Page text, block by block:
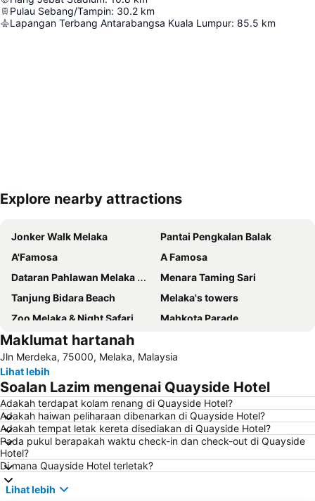
Pulau Sebang/Tampin: 30.2 km
Lapangan Terbang Antarabangsa Kuala Lumpur: 85.5 km
Kembangkan peta
Explore nearby attractions
Jonker Walk Melaka
Pantai Pengkalan Balak
A'Famosa
A Famosa
Dataran Pahlawan Melaka Megamall
Menara Taming Sari
Tanjung Bidara Beach
Melaka's towers
Zoo Melaka & Night Safari
Mahkota Parade
Jalan Hang Jebat
Lapangan Terbang Antarabangsa Melaka
Baba Nyonya Heritage Museum
Istana Kesultanan Melaka
Chinatown
Masjid Kampung Kling
Cheng Hoon Teng
Runtuhan Gereja Saint Paul
Gereja St. Francis Xavier
Medan Portugis
Stadthuys
Dutch Square
Maklumat hartanah
Jln Merdeka, 75000, Melaka, Malaysia
Lihat lebih
Soalan Lazim mengenai Quayside Hotel
Adakah terdapat kolam renang di Quayside Hotel?
Adakah haiwan peliharaan dibenarkan di Quayside Hotel?
Adakah tempat letak kereta disediakan di Quayside Hotel?
Pada pukul berapakah waktu check-in dan check-out di Quayside
Hotel?
Di mana Quayside Hotel terletak?
Lihat lebih